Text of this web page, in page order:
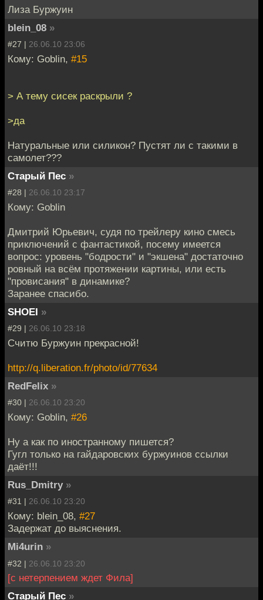
Лиза Буржуин
blein_08 »
#27 | 26.06.10 23:06
Кому: Goblin, #15
> А тему сисек раскрыли ?
>да
Натуральные или силикон? Пустят ли с такими в
самолет???
Старый Пес »
#28 | 26.06.10 23:17
Кому: Goblin
Дмитрий Юрьевич, судя по трейлеру кино смесь
приключений с фантастикой, посему имеется
вопрос: уровень "бодрости" и "экшена" достаточно
ровный на всём протяжении картины, или есть
"провисания" в динамике?
Заранее спасибо.
SHOEI »
#29 | 26.06.10 23:18
Считю Буржуин прекрасной!
http://q.liberation.fr/photo/id/77634
RedFelix »
#30 | 26.06.10 23:20
Кому: Goblin, #26
Ну а как по иностранному пишется?
Гугл только на гайдаровских буржуинов ссылки
даёт!!!
Rus_Dmitry »
#31 | 26.06.10 23:20
Кому: blein_08, #27
Задержат до выяснения.
Mi4urin »
#32 | 26.06.10 23:20
[с нетерпением ждет Фила]
Старый Пес »